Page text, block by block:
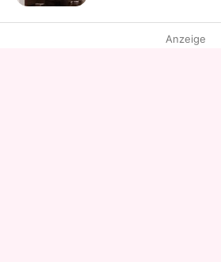
Anzeige